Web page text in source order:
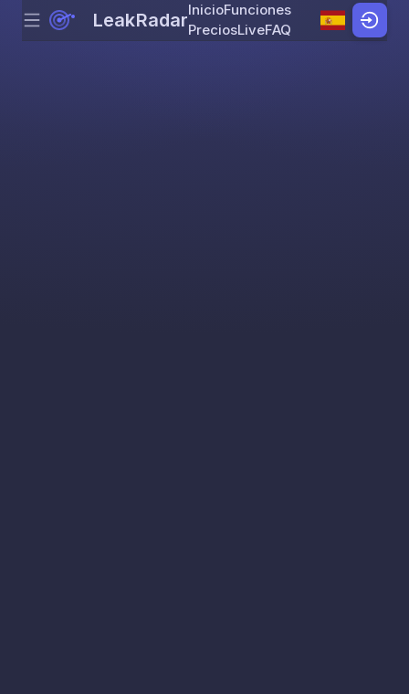
Skip to content
Menu LeakRadarInicioFunciones
PreciosLiveFAQ